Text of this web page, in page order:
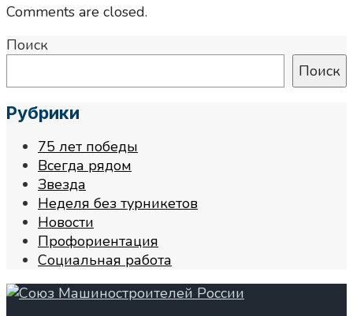
Comments are closed.
Поиск
Поиск
Рубрики
75 лет победы
Всегда рядом
Звезда
Неделя без турникетов
Новости
Профориентация
Социальная работа